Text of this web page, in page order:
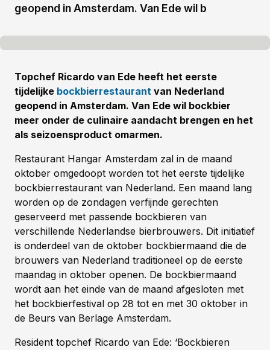
geopend in Amsterdam. Van Ede wil b
Topchef Ricardo van Ede heeft het eerste
tijdelijke bockbierrestaurant van Nederland
geopend in Amsterdam. Van Ede wil bockbier
meer onder de culinaire aandacht brengen en het
als seizoensproduct omarmen.
Restaurant Hangar Amsterdam zal in de maand
oktober omgedoopt worden tot het eerste tijdelijke
bockbierrestaurant van Nederland. Een maand lang
worden op de zondagen verfijnde gerechten
geserveerd met passende bockbieren van
verschillende Nederlandse bierbrouwers. Dit initiatief
is onderdeel van de oktober bockbiermaand die de
brouwers van Nederland traditioneel op de eerste
maandag in oktober openen. De bockbiermaand
wordt aan het einde van de maand afgesloten met
het bockbierfestival op 28 tot en met 30 oktober in
de Beurs van Berlage Amsterdam.
Resident topchef Ricardo van Ede: ‘Bockbieren